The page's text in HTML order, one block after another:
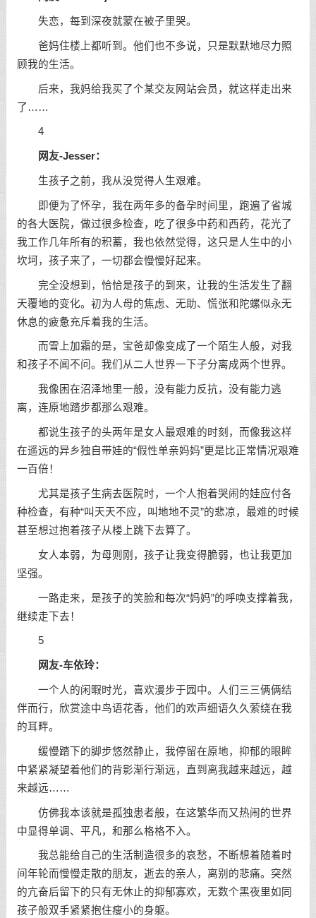
失恋，每到深夜就蒙在被子里哭。
爸妈住楼上都听到。他们也不多说，只是默默地尽力照
顾我的生活。
后来，我妈给我买了个某交友网站会员，就这样走出来
了……
4
网友-Jesser：
生孩子之前，我从没觉得人生艰难。
即便为了怀孕，我在两年多的备孕时间里，跑遍了省城
的各大医院，做过很多检查，吃了很多中药和西药，花光了
我工作几年所有的积蓄，我也依然觉得，这只是人生中的小
坎坷，孩子来了，一切都会慢慢好起来。
完全没想到，恰恰是孩子的到来，让我的生活发生了翻
天覆地的变化。初为人母的焦虑、无助、慌张和陀螺似永无
休息的疲惫充斥着我的生活。
而雪上加霜的是，宝爸却像变成了一个陌生人般，对我
和孩子不闻不问。我们从二人世界一下子分离成两个世界。
我像困在沼泽地里一般，没有能力反抗，没有能力逃
离，连原地踏步都那么艰难。
都说生孩子的头两年是女人最艰难的时刻，而像我这样
在遥远的异乡独自带娃的“假性单亲妈妈”更是比正常情况艰难
一百倍！
尤其是孩子生病去医院时，一个人抱着哭闹的娃应付各
种检查，有种“叫天天不应，叫地地不灵”的悲凉，最难的时候
甚至想过抱着孩子从楼上跳下去算了。
女人本弱，为母则刚，孩子让我变得脆弱，也让我更加
坚强。
一路走来，是孩子的笑脸和每次“妈妈”的呼唤支撑着我，
继续走下去！
5
网友-车依玲：
一个人的闲暇时光，喜欢漫步于园中。人们三三俩俩结
伴而行，欣赏途中鸟语花香，他们的欢声细语久久萦绕在我
的耳畔。
缓慢踏下的脚步悠然静止，我停留在原地，抑郁的眼眸
中紧紧凝望着他们的背影渐行渐远，直到离我越来越远，越
来越远……
仿佛我本该就是孤独患者般，在这繁华而又热闹的世界
中显得单调、平凡，和那么格格不入。
我总能给自己的生活制造很多的哀愁，不断想着随着时
间年轮而慢慢走散的朋友，逝去的亲人，离别的悲痛。突然
的亢奋后留下的只有无休止的抑郁寡欢，无数个黑夜里如同
孩子般双手紧紧抱住瘦小的身躯。